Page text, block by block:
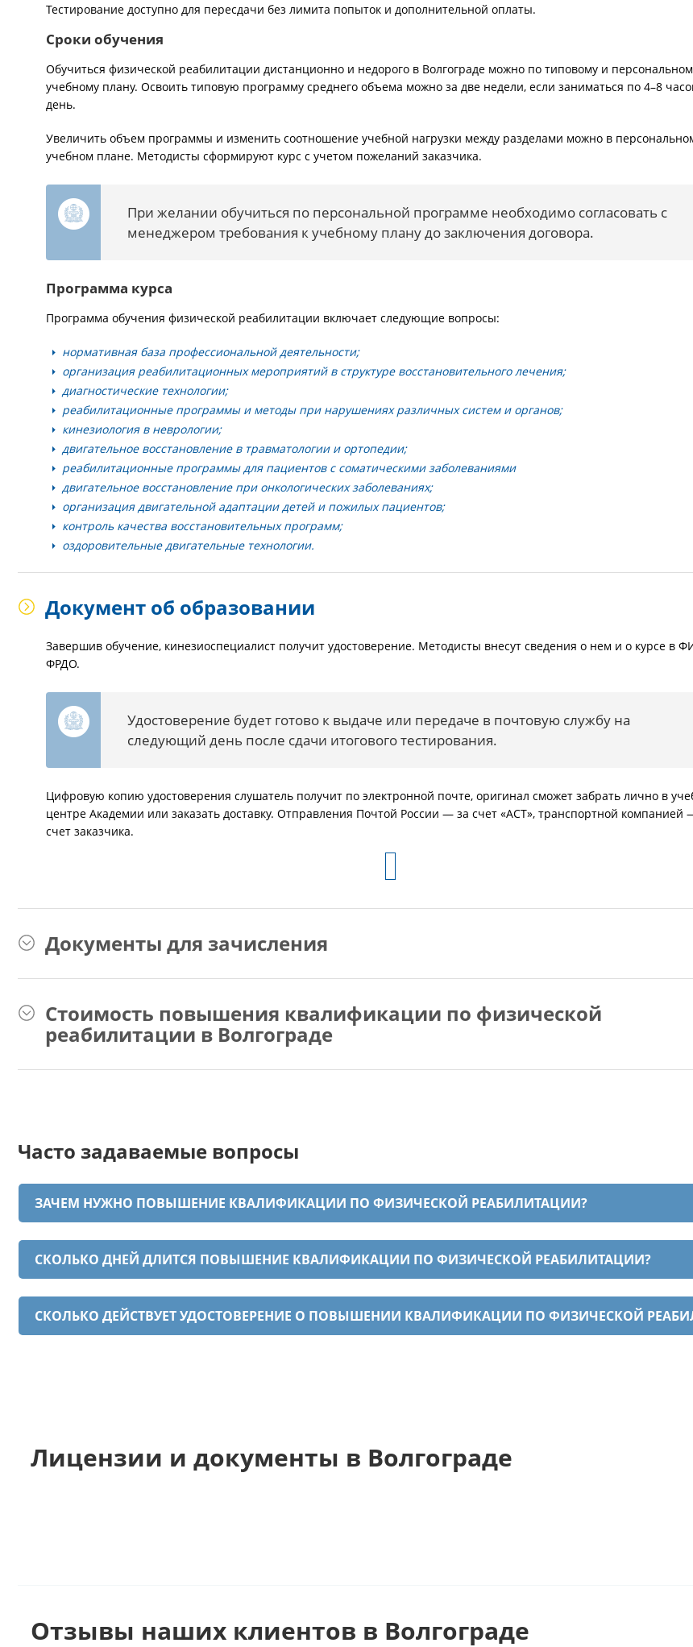
Тестирование доступно для пересдачи без лимита попыток и дополнительной оплаты.
Сроки обучения
Обучиться физической реабилитации дистанционно и недорого в Волгограде можно по типовому и
учебному плану. Освоить типовую программу среднего объема можно за две недели, если заниматься по 4–8
день.
Увеличить объем программы и изменить соотношение учебной нагрузки между разделами можно в
учебном плане. Методисты сформируют курс с учетом пожеланий заказчика.
При желании обучиться по персональной программе необходимо согласовать с
менеджером требования к учебному плану до заключения договора.
Программа курса
Программа обучения физической реабилитации включает следующие вопросы:
нормативная база профессиональной деятельности;
организация реабилитационных мероприятий в структуре восстановительного лечения;
диагностические технологии;
реабилитационные программы и методы при нарушениях различных систем и органов;
кинезиология в неврологии;
двигательное восстановление в травматологии и ортопедии;
реабилитационные программы для пациентов с соматическими заболеваниями
двигательное восстановление при онкологических заболеваниях;
организация двигательной адаптации детей и пожилых пациентов;
контроль качества восстановительных программ;
оздоровительные двигательные технологии.
Документ об образовании
Завершив обучение, кинезиоспециалист получит удостоверение. Методисты внесут сведения о нем и о курсе в
ФРДО.
Удостоверение будет готово к выдаче или передаче в почтовую службу на
следующий день после сдачи итогового тестирования.
Цифровую копию удостоверения слушатель получит по электронной почте, оригинал сможет забрать лично в
центре Академии или заказать доставку. Отправления Почтой России — за счет «АСТ», транспортной компанией
счет заказчика.
Документы для зачисления
Стоимость повышения квалификации по физической
реабилитации в Волгограде
Часто задаваемые вопросы
ЗАЧЕМ НУЖНО ПОВЫШЕНИЕ КВАЛИФИКАЦИИ ПО ФИЗИЧЕСКОЙ РЕАБИЛИТАЦИИ?
СКОЛЬКО ДНЕЙ ДЛИТСЯ ПОВЫШЕНИЕ КВАЛИФИКАЦИИ ПО ФИЗИЧЕСКОЙ РЕАБИЛИТАЦИИ?
СКОЛЬКО ДЕЙСТВУЕТ УДОСТОВЕРЕНИЕ О ПОВЫШЕНИИ КВАЛИФИКАЦИИ ПО ФИЗИЧЕСКОЙ
Лицензии и документы в Волгограде
Отзывы наших клиентов в Волгограде